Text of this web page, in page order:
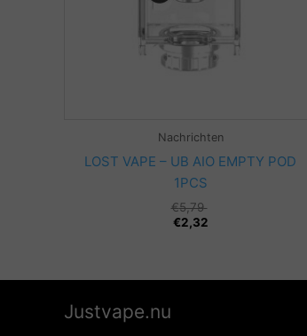
Nachrichten
LOST VAPE – UB AIO EMPTY POD
1PCS
€5,79
€2,32
Justvape.nu